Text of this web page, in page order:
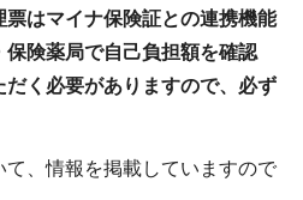
票はマイナ保険証との連携機能
険薬局で自己負担額を確認
だく必要がありますので、必ず
て、情報を掲載していますので